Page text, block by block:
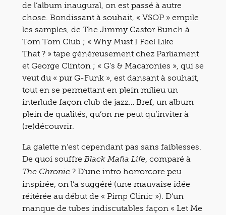
de l’album inaugural, on est passé à autre
chose. Bondissant à souhait, « VSOP » empile
les samples, de The Jimmy Castor Bunch à
Tom Tom Club ; « Why Must I Feel Like
That ? » tape généreusement chez Parliament
et George Clinton ; « G’s & Macaronies », qui se
veut du « pur G-Funk », est dansant à souhait,
tout en se permettant en plein milieu un
interlude façon club de jazz… Bref, un album
plein de qualités, qu’on ne peut qu’inviter à
(re)découvrir.
La galette n’est cependant pas sans faiblesses.
De quoi souffre Black Mafia Life, comparé à
The Chronic ? D’une intro horrorcore peu
inspirée, on l’a suggéré (une mauvaise idée
réitérée au début de « Pimp Clinic »). D’un
manque de tubes indiscutables façon « Let Me